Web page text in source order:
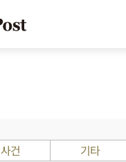
사건 기타